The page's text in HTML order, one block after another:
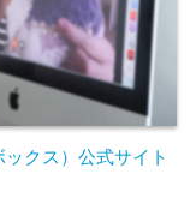
クス）公式サイト